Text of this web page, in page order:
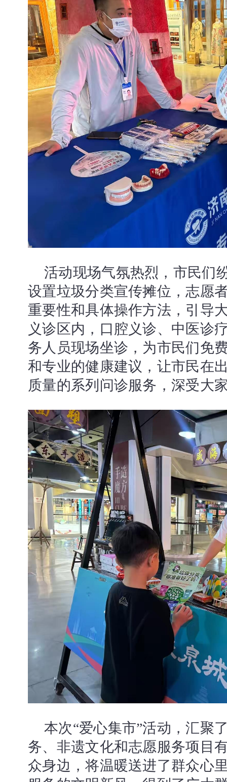
活动现场气氛热烈，市民们
设置垃圾分类宣传摊位，志愿
重要性和具体操作方法，引导
义诊区内，口腔义诊、中医诊
务人员现场坐诊，为市民们免
和专业的健康建议，让市民在
质量的系列问诊服务，深受大
本次“爱心集市”活动，汇聚
务、非遗文化和志愿服务项目
众身边，将温暖送进了群众心